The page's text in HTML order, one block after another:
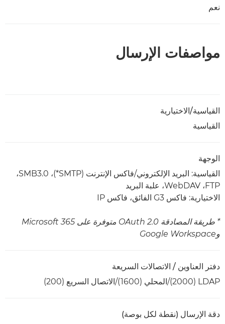
نعم
مواصفات الإرسال
القياسية/الاختيارية
القياسية
الوجهة
القياسية: البريد الإلكتروني/فاكس الإنترنت (SMTP*)،‏ SMB3.0،‏
FTP،‏ WebDAV،‏ علبة البريد
الاختيارية: فاكس G3 الفائق، فاكس IP
* طريقة المصادقة OAuth 2.0 متوفرة على Microsoft 365
وGoogle Workspace
دفتر العناوين / الاتصالات السريعة
LDAP ‏(2000)/المحلي (1600)/الاتصال السريع (200)
دقة الإرسال (نقطة لكل بوصة)